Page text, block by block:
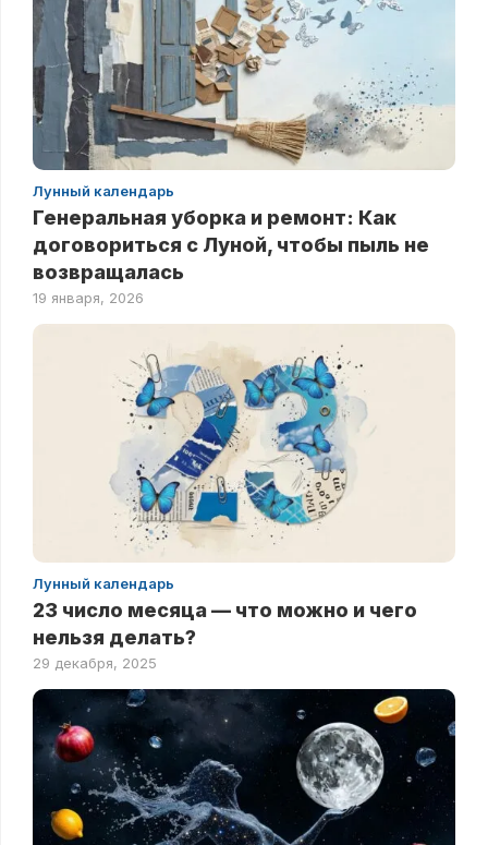
Лунный календарь
Генеральная уборка и ремонт: Как
договориться с Луной, чтобы пыль не
возвращалась
19 января, 2026
Лунный календарь
23 число месяца — что можно и чего
нельзя делать?
29 декабря, 2025